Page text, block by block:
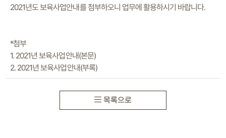
2021년도 보육사업안내를 첨부하오니 업무에 활용하시기 바랍니다.
*첨부
1. 2021년 보육사업안내(본문)
2. 2021년 보육사업안내(부록)
목록으로